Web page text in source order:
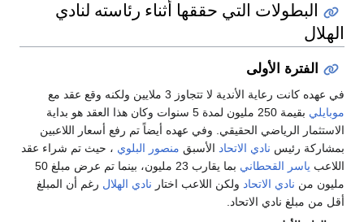
البطولات التي حققها أثناء رئاسته لنادي
الفترة الأولى
عهده كانت رعاية الأندية لا تتجاوز 3 ملايين ولكنه وقع عقد مع
بقيمة 250 مليون لمدة 5 سنوات وكان هذا العقد هو بداية
الرياضي الحقيقي. وفي عهده أيضاً تم رفع أسعار اللاعبين
رئيسنادي الاتحادالأسبقمنصور البلوي، حيث تم شراء عقد
ياسر القحطاني
بما يقارب 23 مليون، بينما تم عرض مبلغ 50
من نادي الاتحادولكن اللاعب اختارنادي الهلالرغم أن المبلغ
من مبلغ نادي الاتحاد.